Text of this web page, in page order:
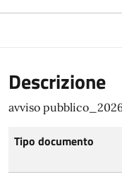
Descrizione
avviso
Tipo documento